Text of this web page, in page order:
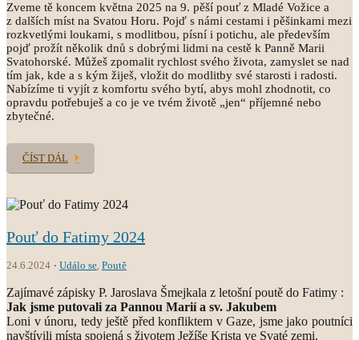
Zveme tě koncem května 2025 na 9. pěší pouť z Mladé Vožice a
z dalších míst na Svatou Horu. Pojď s námi cestami i pěšinkami mezi
rozkvetlými loukami, s modlitbou, písní i potichu, ale především
pojď prožít několik dnů s dobrými lidmi na cestě k Panně Marii
Svatohorské. Můžeš zpomalit rychlost svého života, zamyslet se nad
tím jak, kde a s kým žiješ, vložit do modlitby své starosti i radosti.
Nabízíme ti vyjít z komfortu svého bytí, abys mohl zhodnotit, co
opravdu potřebuješ a co je ve tvém životě „jen“ příjemné nebo
zbytečné.
ČÍST DÁL
Pouť do Fatimy 2024
24.6.2024 Událo se, Poutě
Zajímavé zápisky P. Jaroslava Šmejkala z letošní poutě do Fatimy :
Jak jsme putovali za Pannou Marií a sv. Jakubem
Loni v únoru, tedy ještě před konfliktem v Gaze, jsme jako poutníci
navštívili místa spojená s životem Ježíše Krista ve Svaté zemi.